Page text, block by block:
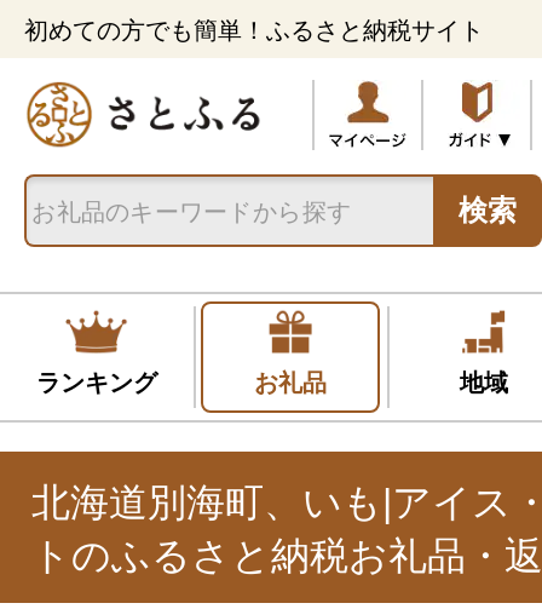
初めての方でも簡単！ふるさと納税サイト
検索
ランキング お礼品 地域
北海道別海町、いも|アイス
トのふるさと納税お礼品・